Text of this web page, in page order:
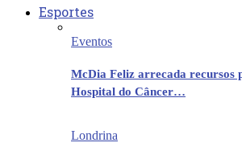
Esportes
Eventos
McDia Feliz arrecada recursos
Hospital do Câncer…
Londrina